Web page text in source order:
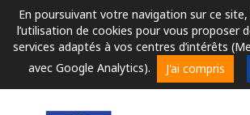
En poursuivant votre navigation sur ce
l’utilisation de cookies pour vous proposer
services adaptés à vos centres d’intérêts
avec Google Analytics).
J'ai compris